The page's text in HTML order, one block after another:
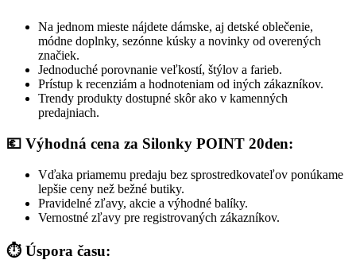
Na jednom mieste nájdete dámske, aj detské oblečenie,
módne doplnky, sezónne kúsky a novinky od overených
značiek.
Jednoduché porovnanie veľkostí, štýlov a farieb.
Prístup k recenziám a hodnoteniam od iných zákazníkov.
Trendy produkty dostupné skôr ako v kamenných
predajniach.
💶 Výhodná cena za Silonky POINT 20den:
Vďaka priamemu predaju bez sprostredkovateľov ponúkame
lepšie ceny než bežné butiky.
Pravidelné zľavy, akcie a výhodné balíky.
Vernostné zľavy pre registrovaných zákazníkov.
⏱️ Úspora času: